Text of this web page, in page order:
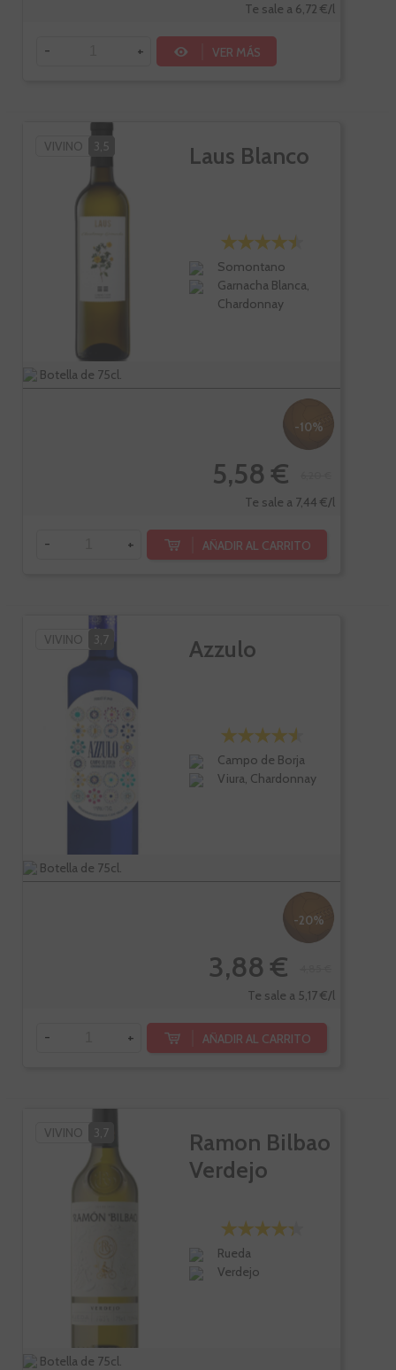
Te sale a 6,72 €/l
- + VER MÁS
VIVINO 3,5 Laus Blanco
Somontano
Garnacha Blanca,
Chardonnay
Botella de 75cl.
-10%
5,58 €
Te sale a 7,44 €/l
- + AÑADIR AL CARRITO
VIVINO 3,7 Azzulo
Campo de Borja
Viura, Chardonnay
Botella de 75cl.
-20%
3,88 €
Te sale a 5,17 €/l
- + AÑADIR AL CARRITO
VIVINO 3,7
Ramon Bilbao
Verdejo
Rueda
Verdejo
Botella de 75cl.